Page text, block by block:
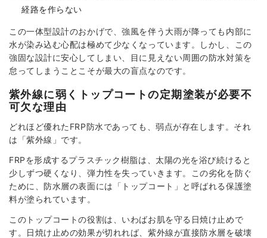
経路を作らない
この一体型設計のおかげで、強風を伴う大雨が降っても内部に
水が染み込む心配は極めて少なくなっています。しかし、この
強固な設計に安心してしまい、目に見えない周囲の防水対策を
怠ってしまうことこそが最大の盲点なのです。
紫外線に弱くトップコートの定期塗装が必要不
可欠な理由
どれほど優れたFRP防水であっても、弱点が存在します。それ
は「紫外線」です。
FRPを形成するプラスチック樹脂は、太陽の光を浴び続けると
少しずつ硬くなり、弾力性を失っていきます。この劣化を防ぐ
ために、防水層の表面には「トップコート」と呼ばれる保護塗
料が塗られています。
このトップコートの役割は、いわばお肌を守る日焼け止めで
す。日焼け止めの効果が切れれば、紫外線が直接防水層を破壊